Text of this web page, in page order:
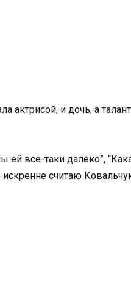
актрисой, и дочь, а
все-таки далеко”,
считаю